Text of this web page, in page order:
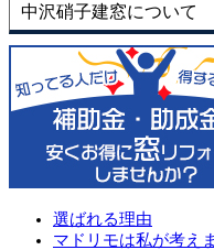
中沢硝子建窓について
選ばれる理由
マドリモは私が考え